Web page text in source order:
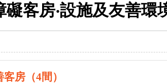
礙客房‧設施及友善環
客房（4間）